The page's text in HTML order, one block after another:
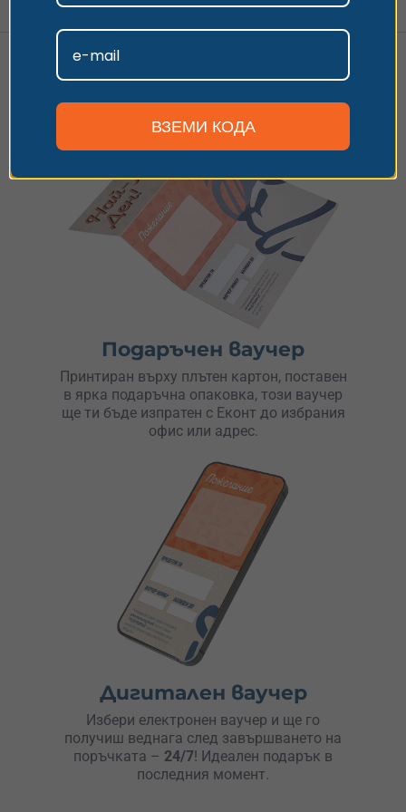
Ваучер в удобна за теб форма
Подаръчен ваучер
Принтиран върху плътен картон, поставен
в ярка подаръчна опаковка, този ваучер
ще ти бъде изпратен с Еконт до избрания
офис или адрес.
Дигитален ваучер
Избери електронен ваучер и ще го
получиш веднага след завършването на
поръчката – 24/7! Идеален подарък в
последния момент.
Приемам
ВЗЕМИ КОДА